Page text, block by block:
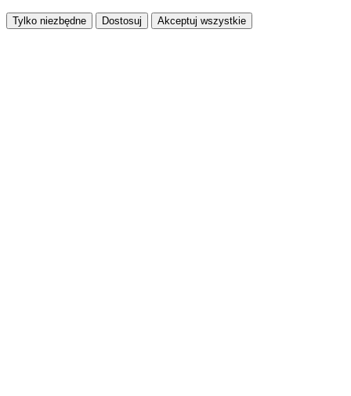
Tylko niezbędne Dostosuj Akceptuj wszystkie